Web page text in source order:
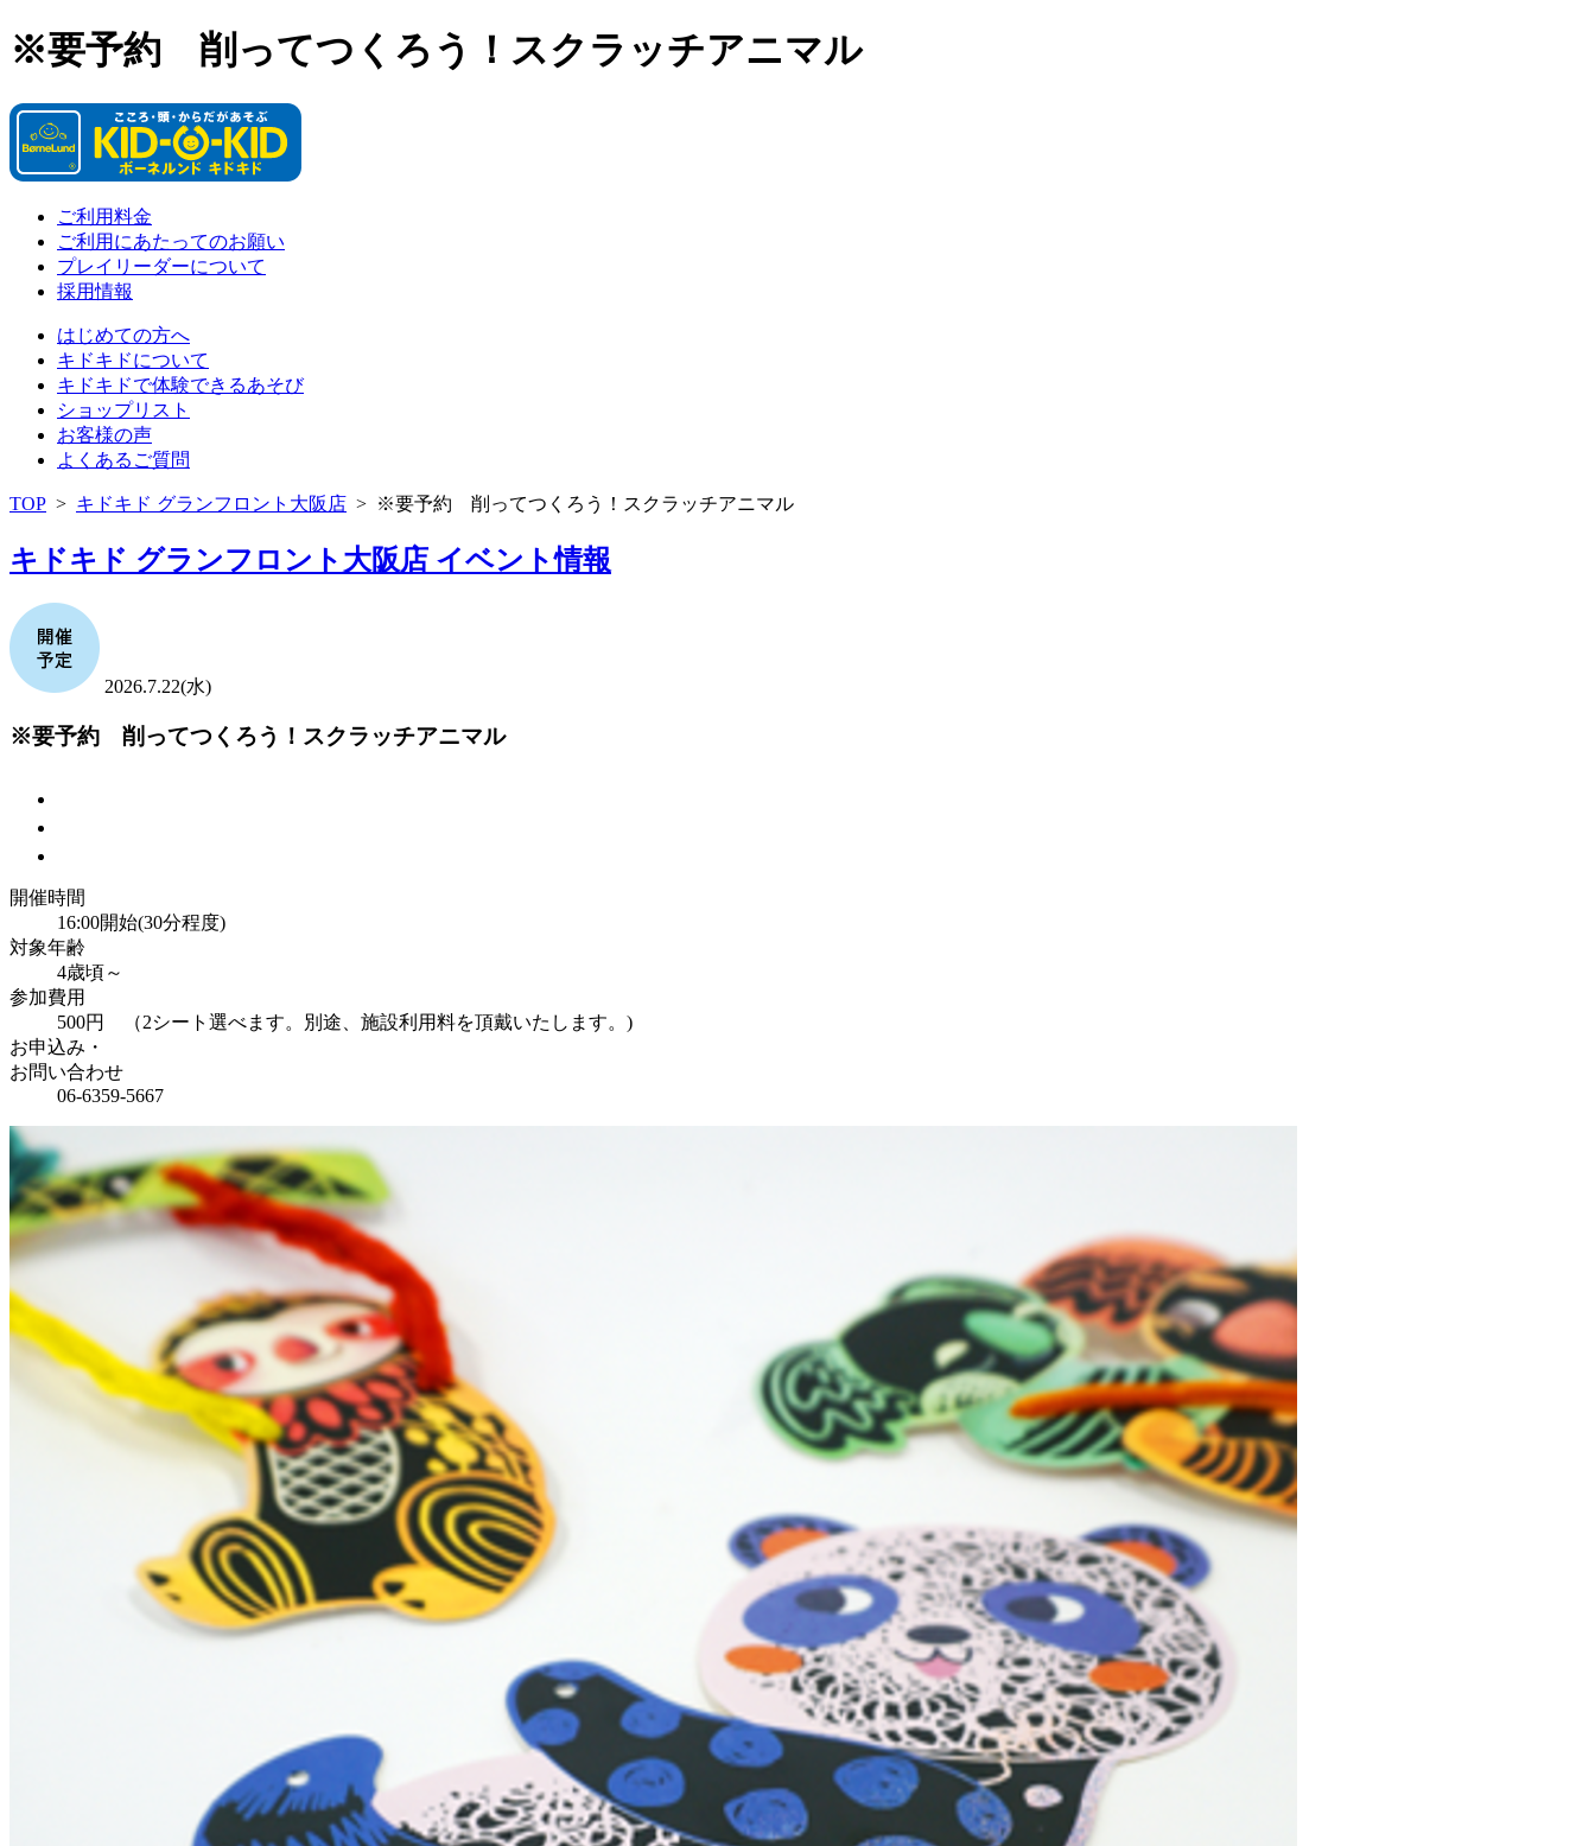
※要予約 削ってつくろう！スクラッチアニマル
ご利用料金
ご利用にあたってのお願い
プレイリーダーについて
採用情報
はじめての方へ
キドキドについて
キドキドで体験できるあそび
ショップリスト
お客様の声
よくあるご質問
TOP > キドキド グランフロント大阪店 > ※要予約 削ってつくろう！スクラッチアニマル
キドキド グランフロント大阪店 イベント情報
2026.7.22(水)
※要予約 削ってつくろう！スクラッチアニマル
開催時間
16:00開始(30分程度)
対象年齢
4歳頃～
参加費用
500円 （2シート選べます。別途、施設利用料を頂戴いたします。)
お申込み・
お問い合わせ
06-6359-5667